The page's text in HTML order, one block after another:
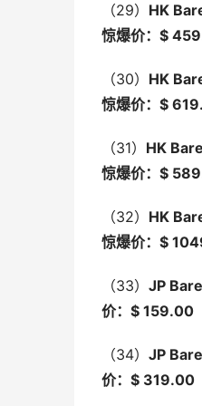
（29） HK
惊爆价：$
（30） HK
惊爆价：$
（31） HK
惊爆价：$
（32） HK
惊爆价：$
（33） JP
价：$ 159.00
（34） JP
价：$ 319.00